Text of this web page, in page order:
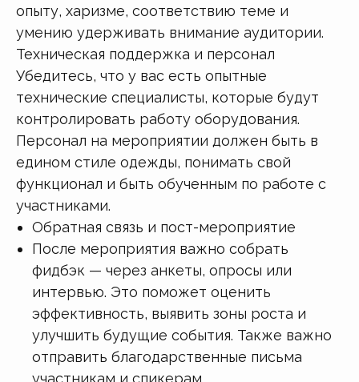
опыту, харизме, соответствию теме и
умению удерживать внимание аудитории.
Техническая поддержка и персонал
Убедитесь, что у вас есть опытные
технические специалисты, которые будут
контролировать работу оборудования.
Персонал на мероприятии должен быть в
едином стиле одежды, понимать свой
функционал и быть обученным по работе с
участниками.
Обратная связь и пост-мероприятие
После мероприятия важно собрать
фидбэк — через анкеты, опросы или
интервью. Это поможет оценить
эффективность, выявить зоны роста и
улучшить будущие события. Также важно
отправить благодарственные письма
участникам и спикерам.